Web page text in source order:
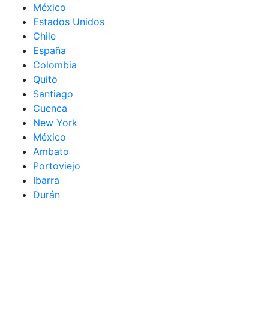
México
Estados Unidos
Chile
España
Colombia
Quito
Santiago
Cuenca
New York
México
Ambato
Portoviejo
Ibarra
Durán